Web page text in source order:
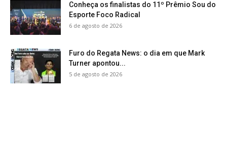
Conheça os finalistas do 11º Prêmio Sou do
Esporte Foco Radical
6 de agosto de 2026
Furo do Regata News: o dia em que Mark
Turner apontou...
5 de agosto de 2026